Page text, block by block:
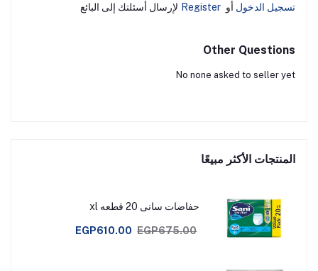
تسجيل الدخول أو Register لإرسال أسئلتك إلى البائع
Other Questions
No none asked to seller yet
المنتجات الأكثر مبيعًا
حفاضات سانى 20 قطعه xl
EGP610.00 EGP675.00